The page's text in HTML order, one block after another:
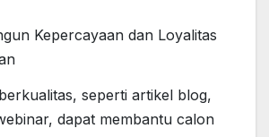
Kepercayaan dan Loyalitas
seperti artikel blog,
dapat membantu calon